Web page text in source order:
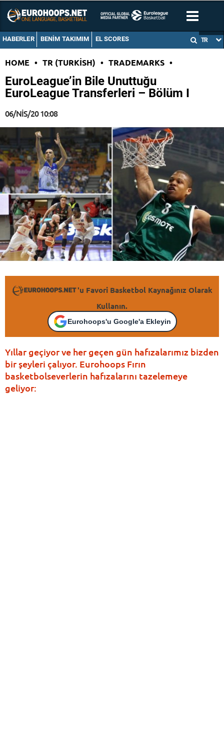
HABERLER BENIM TAKIMIM EL SCORES TR
HOME • TR (TURKISH) • TRADEMARKS •
EuroLeague’in Bile Unuttuğu
EuroLeague Transferleri – Bölüm I
06/NIS/20 10:08
'u Favori Basketbol Kaynağınız Olarak
Kullanın.
Eurohoops'u Google'a Ekleyin
Yıllar geçiyor ve her geçen gün hafızalarımız bizden
bir şeyleri çalıyor. Eurohoops Fırın
basketbolseverlerin hafızalarını tazelemeye
geliyor: